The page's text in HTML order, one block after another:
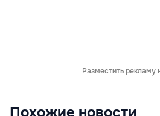
Разместить рекламу
Похожие новости